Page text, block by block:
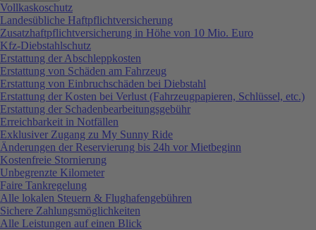
Vollkaskoschutz
Landesübliche Haftpflichtversicherung
Zusatzhaftpflichtversicherung in Höhe von 10 Mio. Euro
Kfz-Diebstahlschutz
Erstattung der Abschleppkosten
Erstattung von Schäden am Fahrzeug
Erstattung von Einbruchschäden bei Diebstahl
Erstattung der Kosten bei Verlust (Fahrzeugpapieren, Schlüssel, etc.)
Erstattung der Schadenbearbeitungsgebühr
Erreichbarkeit in Notfällen
Exklusiver Zugang zu My Sunny Ride
Änderungen der Reservierung bis 24h vor Mietbeginn
Kostenfreie Stornierung
Unbegrenzte Kilometer
Faire Tankregelung
Alle lokalen Steuern & Flughafengebühren
Sichere Zahlungsmöglichkeiten
Alle Leistungen auf einen Blick